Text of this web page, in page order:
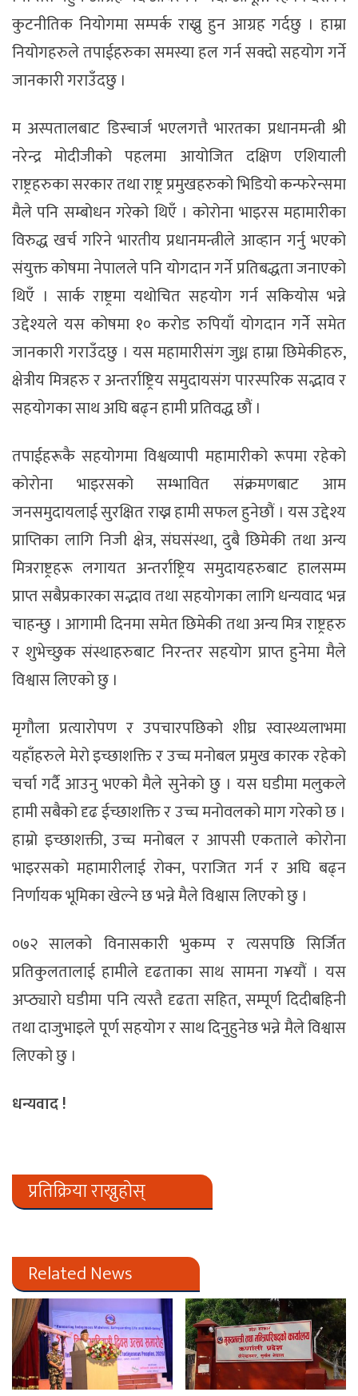
कुटनीतिक नियोगमा सम्पर्क राख्नु हुन आग्रह गर्दछु । हाम्रा
नियोगहरुले तपाईहरुका समस्या हल गर्न सक्दो सहयोग गर्ने
जानकारी गराउँदछु ।
म अस्पतालबाट डिस्चार्ज भएलगत्तै भारतका प्रधानमन्त्री श्री
नरेन्द्र मोदीजीको पहलमा आयोजित दक्षिण एशियाली
राष्ट्रहरुका सरकार तथा राष्ट्र प्रमुखहरुको भिडियो कन्फरेन्समा
मैले पनि सम्बोधन गरेको थिएँ । कोरोना भाइरस महामारीका
विरुद्ध खर्च गरिने भारतीय प्रधानमन्त्रीले आव्हान गर्नु भएको
संयुक्त कोषमा नेपालले पनि योगदान गर्ने प्रतिबद्धता जनाएको
थिएँ । सार्क राष्ट्रमा यथोचित सहयोग गर्न सकियोस भन्ने
उद्देश्यले यस कोषमा १० करोड रुपियाँ योगदान गर्नेे समेत
जानकारी गराउँदछु । यस महामारीसंग जुध्न हाम्रा छिमेकीहरु,
क्षेत्रीय मित्रहरु र अन्तर्राष्ट्रिय समुदायसंग पारस्परिक सद्भाव र
सहयोगका साथ अघि बढ्न हामी प्रतिवद्ध छौं ।
तपाईहरूकै सहयोगमा विश्वव्यापी महामारीको रूपमा रहेको
कोरोना भाइरसको सम्भावित संक्रमणबाट आम
जनसमुदायलाई सुरक्षित राख्न हामी सफल हुनेछौं । यस उद्देश्य
प्राप्तिका लागि निजी क्षेत्र, संघसंस्था, दुबै छिमेकी तथा अन्य
मित्रराष्ट्रहरू लगायत अन्तर्राष्ट्रिय समुदायहरुबाट हालसम्म
प्राप्त सबैप्रकारका सद्भाव तथा सहयोगका लागि धन्यवाद भन्न
चाहन्छु । आगामी दिनमा समेत छिमेकी तथा अन्य मित्र राष्ट्रहरु
र शुभेच्छुक संस्थाहरुबाट निरन्तर सहयोग प्राप्त हुनेमा मैले
विश्वास लिएको छु ।
मृगौला प्रत्यारोपण र उपचारपछिको शीघ्र स्वास्थ्यलाभमा
यहाँहरुले मेरो इच्छाशक्ति र उच्च मनोबल प्रमुख कारक रहेको
चर्चा गर्दै आउनु भएको मैले सुनेको छु । यस घडीमा मलुकले
हामी सबैको दृढ ईच्छाशक्ति र उच्च मनोवलको माग गरेको छ ।
हाम्रो इच्छाशक्ती, उच्च मनोबल र आपसी एकताले कोरोना
भाइरसको महामारीलाई रोक्न, पराजित गर्न र अघि बढ्न
निर्णायक भूमिका खेल्ने छ भन्ने मैले विश्वास लिएको छु ।
०७२ सालको विनासकारी भुकम्प र त्यसपछि सिर्जित
प्रतिकुलतालाई हामीले दृढताका साथ सामना ग¥यौं । यस
अप्ठ्यारो घडीमा पनि त्यस्तै दृढता सहित, सम्पूर्ण दिदीबहिनी
तथा दाजुभाइले पूर्ण सहयोग र साथ दिनुहुनेछ भन्ने मैले विश्वास
लिएको छु ।
धन्यवाद !
प्रतिक्रिया राख्नुहोस्
Related News